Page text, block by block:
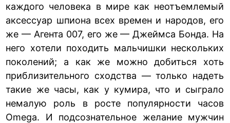
каждого человека в мире как неотъемлемый
аксессуар шпиона всех времен и народов, его
же — Агента 007, его же — Джеймса Бонда. На
него хотели походить мальчишки нескольких
поколений; а как же можно добиться хоть
приблизительного сходства — только надеть
такие же часы, как у кумира, что и сыграло
немалую роль в росте популярности часов
Omega. И подсознательное желание мужчин